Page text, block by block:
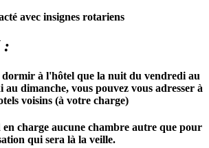
avec insignes rotariens
:
dormir à l'hôtel que la nuit du vendredi au
au dimanche, vous pouvez vous adresser à
voisins (à votre charge)
charge aucune chambre autre que pour
qui sera là la veille.